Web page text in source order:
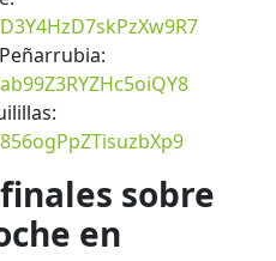
sobre
en